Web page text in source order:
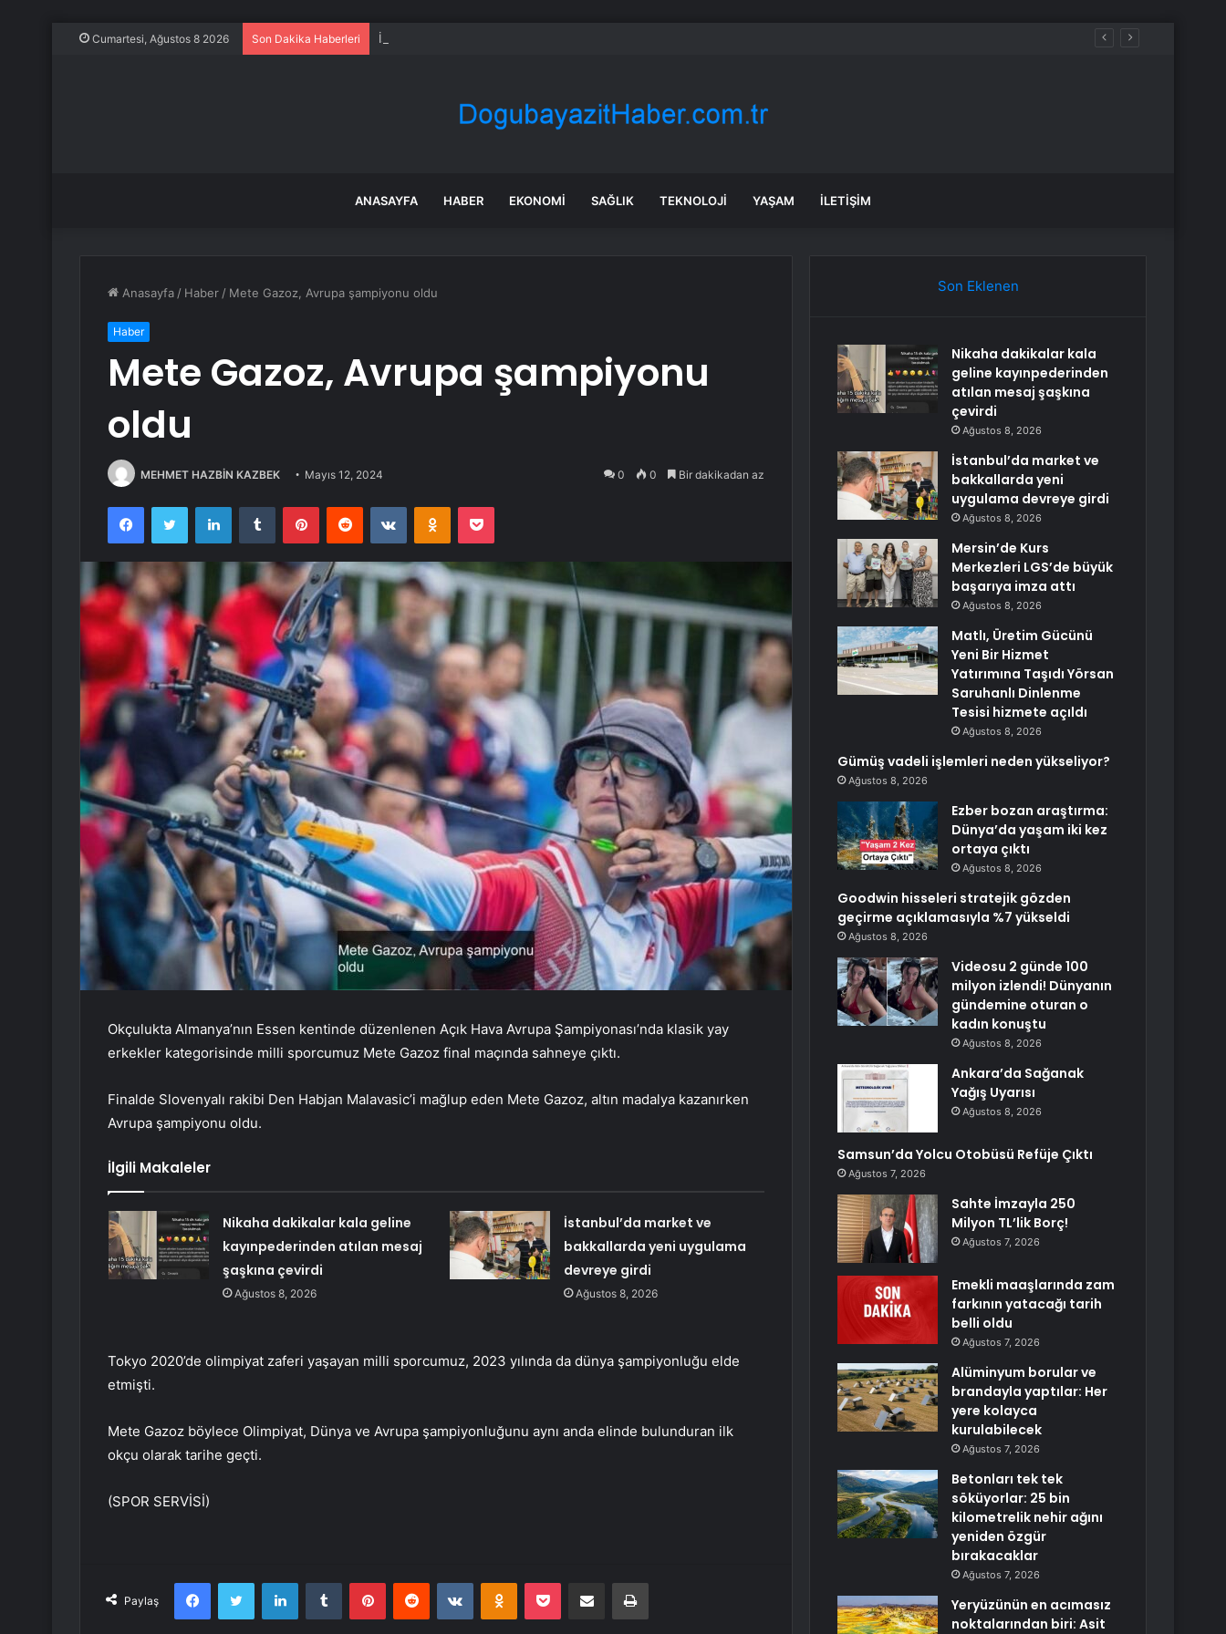
Cumartesi, Ağustos 8 2026 Son Dakika Haberleri İstanbul’da market ve bakkallarda yeni uygulama devreye girdi
ANASAYFA HABER EKONOMI SAĞLIK TEKNOLOJI YAŞAM İLETIŞIM
Anasayfa / Haber / Mete Gazoz, Avrupa şampiyonu oldu
Haber
Mete Gazoz, Avrupa şampiyonu
oldu
MEHMET HAZBİN KAZBEK Mayıs 12, 2024 0 0 Bir dakikadan az
FacebookTwitter LinkedInTumblr PinterestReddit VKontakteOdnoklassniki
Pocket
Okçulukta Almanya’nın Essen kentinde düzenlenen Açık Hava Avrupa Şampiyonası’nda klasik yay
erkekler kategorisinde milli sporcumuz Mete Gazoz final maçında sahneye çıktı.
Finalde Slovenyalı rakibi Den Habjan Malavasic’i mağlup eden Mete Gazoz, altın madalya kazanırken
Avrupa şampiyonu oldu.
İlgili Makaleler
Nikaha dakikalar kala geline
kayınpederinden atılan mesaj
şaşkına çevirdi
Ağustos 8, 2026
İstanbul’da market ve
bakkallarda yeni uygulama
devreye girdi
Ağustos 8, 2026
Tokyo 2020’de olimpiyat zaferi yaşayan milli sporcumuz, 2023 yılında da dünya şampiyonluğu elde
etmişti.
Mete Gazoz böylece Olimpiyat, Dünya ve Avrupa şampiyonluğunu aynı anda elinde bulunduran ilk
okçu olarak tarihe geçti.
(SPOR SERVİSİ)
Paylaş
FacebookTwitter LinkedInTumblr PinterestReddit VKontakteOdnoklassniki
Pocket E-Posta ile paylaş Yazdır
Son Eklenen
Nikaha dakikalar kala
geline kayınpederinden
atılan mesaj şaşkına
çevirdi
Ağustos 8, 2026
İstanbul’da market ve
bakkallarda yeni
uygulama devreye girdi
Ağustos 8, 2026
Mersin’de Kurs
Merkezleri LGS’de büyük
başarıya imza attı
Ağustos 8, 2026
Matlı, Üretim Gücünü
Yeni Bir Hizmet
Yatırımına Taşıdı Yörsan
Saruhanlı Dinlenme
Tesisi hizmete açıldı
Ağustos 8, 2026
Gümüş vadeli işlemleri neden yükseliyor?
Ağustos 8, 2026
Ezber bozan araştırma:
Dünya’da yaşam iki kez
ortaya çıktı
Ağustos 8, 2026
Goodwin hisseleri stratejik gözden
geçirme açıklamasıyla %7 yükseldi
Ağustos 8, 2026
Videosu 2 günde 100
milyon izlendi! Dünyanın
gündemine oturan o
kadın konuştu
Ağustos 8, 2026
Ankara’da Sağanak
Yağış Uyarısı
Ağustos 8, 2026
Samsun’da Yolcu Otobüsü Refüje Çıktı
Ağustos 7, 2026
Sahte İmzayla 250
Milyon TL’lik Borç!
Ağustos 7, 2026
Emekli maaşlarında zam
farkının yatacağı tarih
belli oldu
Ağustos 7, 2026
Alüminyum borular ve
brandayla yaptılar: Her
yere kolayca
kurulabilecek
Ağustos 7, 2026
Betonları tek tek
söküyorlar: 25 bin
kilometrelik nehir ağını
yeniden özgür
bırakacaklar
Ağustos 7, 2026
Yeryüzünün en acımasız
noktalarından biri: Asit